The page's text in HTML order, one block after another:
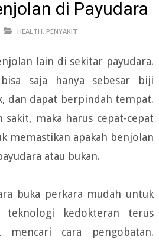
di Payudara
HEALTH, PENYAKIT
lain di sekitar payudara.
saja hanya sebesar biji
dan dapat berpindah tempat.
sakit, maka harus cepat-cepat
memastikan apakah benjolan
atau bukan.
buka perkara mudah untuk
teknologi kedokteran terus
mencari cara pengobatan.